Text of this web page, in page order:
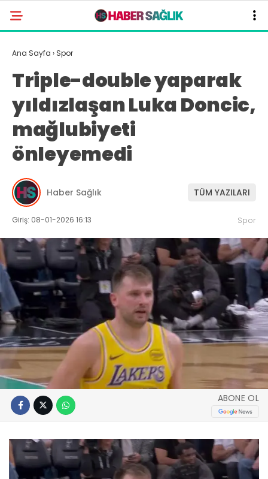
Ana Sayfa › Spor
Triple-double yaparak
yıldızlaşan Luka Doncic,
mağlubiyeti
önleyemedi
Haber Sağlık TÜM YAZILARI
Giriş: 08-01-2026 16:13 Spor
ABONE OL